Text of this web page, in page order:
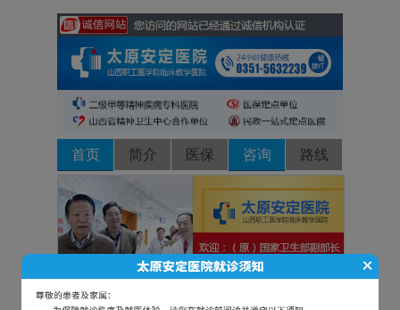
首页 简介 医保 咨询 路线